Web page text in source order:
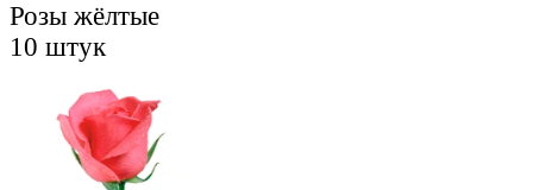
Розы жёлтые
10 штук